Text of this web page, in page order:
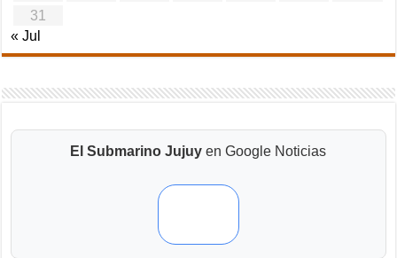
31
« Jul
El Submarino Jujuy en Google Noticias